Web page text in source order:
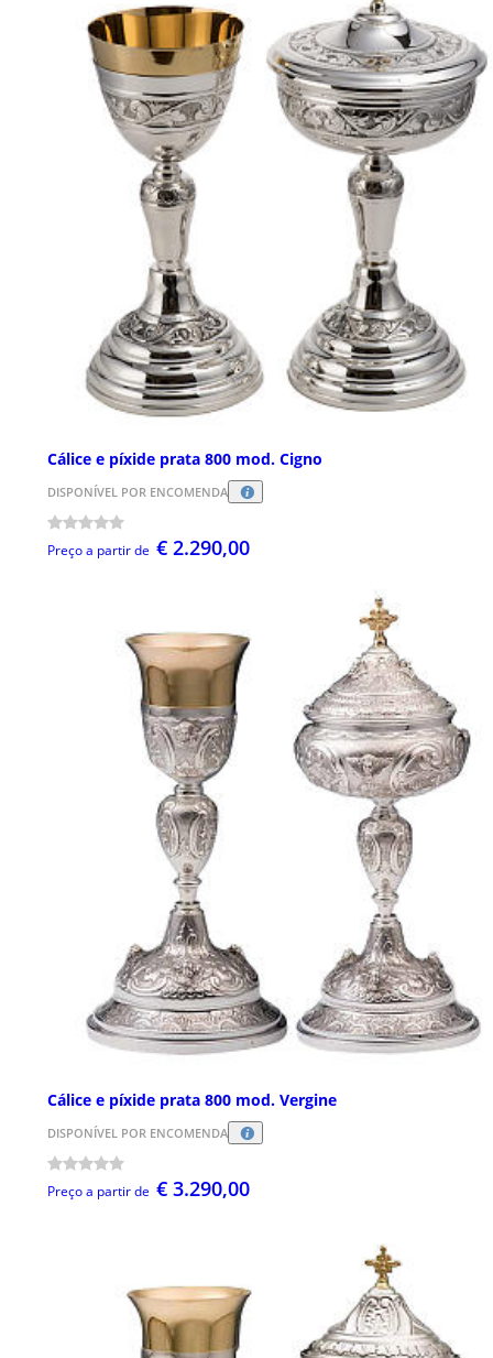
Cálice e píxide prata 800 mod. Cigno
DISPONÍVEL POR ENCOMENDA
Preço a partir de € 2.290,00
Cálice e píxide prata 800 mod. Vergine
DISPONÍVEL POR ENCOMENDA
Preço a partir de € 3.290,00